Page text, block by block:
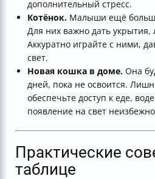
дополнительный стресс.
Котёнок. Малыши ещё
Для них важно дать укрытия,
Аккуратно играйте с ними,
свет.
Новая кошка в доме. Она
дней, пока не освоится.
обеспечьте доступ к еде,
появление на свет
Практические
таблице